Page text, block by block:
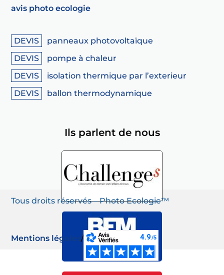
avis photo ecologie
panneaux photovoltaïque
pompe à chaleur
isolation thermique par l’exterieur
ballon thermodynamique
Ils parlent de nous
Tous droits réservés – Photo Ecologie™
Mentions légales/ CGU